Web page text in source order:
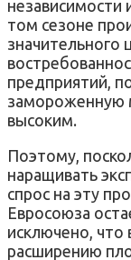
независимости
том сезоне
значительного
предприятий,
замороженную
высоким.
Поэтому,
наращивать
спрос на эту
Евросоюза
исключено, что
расширению